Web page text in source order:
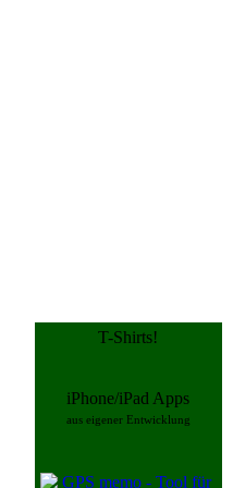
T-Shirts!
iPhone/iPad Apps
aus eigener Entwicklung